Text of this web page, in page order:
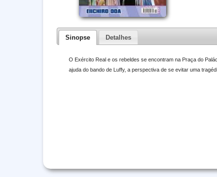
Sinopse Detalhes
O Exército Real e os rebeldes se encontram na Praça do
ajuda do bando de Luffy, a perspectiva de se evitar uma